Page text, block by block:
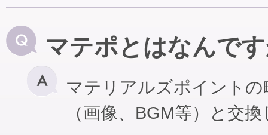
マテポとはなんで
マテリアルズポイント
（画像、BGM等）と交